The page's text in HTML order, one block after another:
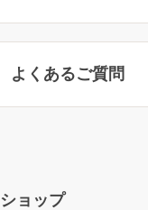
よくあるご質問
ョップ